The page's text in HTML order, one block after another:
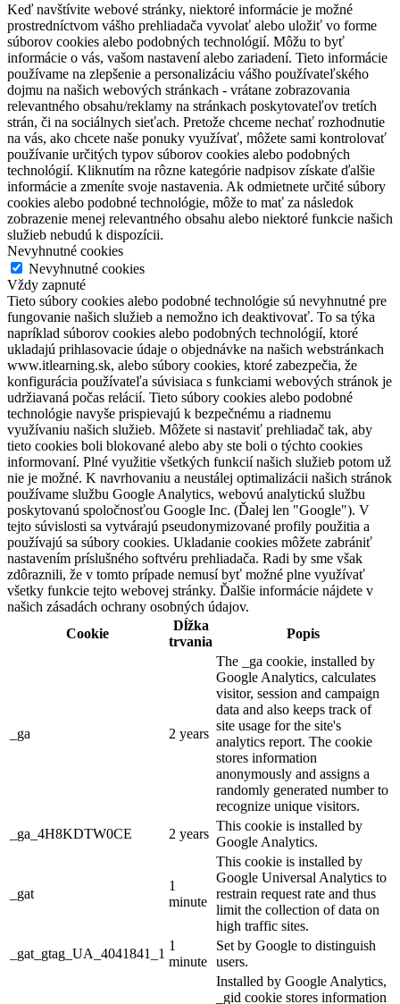
Keď navštívite webové stránky, niektoré informácie je možné
prostredníctvom vášho prehliadača vyvolať alebo uložiť vo forme
súborov cookies alebo podobných technológií. Môžu to byť
informácie o vás, vašom nastavení alebo zariadení. Tieto informácie
používame na zlepšenie a personalizáciu vášho používateľského
dojmu na našich webových stránkach - vrátane zobrazovania
relevantného obsahu/reklamy na stránkach poskytovateľov tretích
strán, či na sociálnych sieťach. Pretože chceme nechať rozhodnutie
na vás, ako chcete naše ponuky využívať, môžete sami kontrolovať
používanie určitých typov súborov cookies alebo podobných
technológií. Kliknutím na rôzne kategórie nadpisov získate ďalšie
informácie a zmeníte svoje nastavenia. Ak odmietnete určité súbory
cookies alebo podobné technológie, môže to mať za následok
zobrazenie menej relevantného obsahu alebo niektoré funkcie našich
služieb nebudú k dispozícii.
Nevyhnutné cookies
Nevyhnutné cookies
Vždy zapnuté
Tieto súbory cookies alebo podobné technológie sú nevyhnutné pre
fungovanie našich služieb a nemožno ich deaktivovať. To sa týka
napríklad súborov cookies alebo podobných technológií, ktoré
ukladajú prihlasovacie údaje o objednávke na našich webstránkach
www.itlearning.sk, alebo súbory cookies, ktoré zabezpečia, že
konfigurácia používateľa súvisiaca s funkciami webových stránok je
udržiavaná počas relácií. Tieto súbory cookies alebo podobné
technológie navyše prispievajú k bezpečnému a riadnemu
využívaniu našich služieb. Môžete si nastaviť prehliadač tak, aby
tieto cookies boli blokované alebo aby ste boli o týchto cookies
informovaní. Plné využitie všetkých funkcií našich služieb potom už
nie je možné. K navrhovaniu a neustálej optimalizácii našich stránok
používame službu Google Analytics, webovú analytickú službu
poskytovanú spoločnosťou Google Inc. (Ďalej len "Google"). V
tejto súvislosti sa vytvárajú pseudonymizované profily použitia a
používajú sa súbory cookies. Ukladanie cookies môžete zabrániť
nastavením príslušného softvéru prehliadača. Radi by sme však
zdôraznili, že v tomto prípade nemusí byť možné plne využívať
všetky funkcie tejto webovej stránky. Ďalšie informácie nájdete v
našich zásadách ochrany osobných údajov.
Cookie
Dĺžka
trvania
Popis
_ga 2 years
The _ga cookie, installed by
Google Analytics, calculates
visitor, session and campaign
data and also keeps track of
site usage for the site's
analytics report. The cookie
stores information
anonymously and assigns a
randomly generated number to
recognize unique visitors.
_ga_4H8KDTW0CE
2 years
This cookie is installed by
Google Analytics.
_gat
1
minute
This cookie is installed by
Google Universal Analytics to
restrain request rate and thus
limit the collection of data on
high traffic sites.
_gat_gtag_UA_4041841_1
1
minute
Set by Google to distinguish
users.
Installed by Google Analytics,
_gid cookie stores information